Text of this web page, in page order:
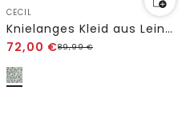
CECIL
Knielanges Kleid aus Leinenmix mit Leo-Print
72,00 €89,99€